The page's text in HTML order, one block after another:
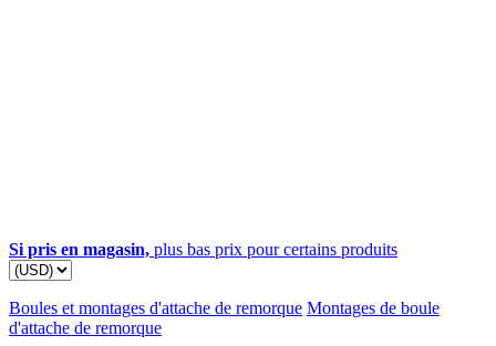
Si pris en magasin, plus bas prix pour certains produits
Boules et montages d'attache de remorque Montages de boule
d'attache de remorque